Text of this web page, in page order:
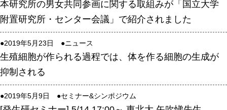
本研究所の男女共同参画に関する取組みが「国立大学
附置研究所・センター会議」で紹介されました
●2019年5月23日 ●ニュース
生殖細胞が作られる過程では、体を作る細胞の生成が
抑制される
●2019年5月9日 ●セミナー&シンポジウム